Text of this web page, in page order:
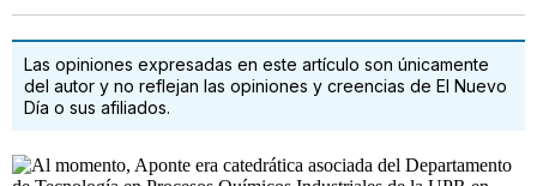
Las opiniones expresadas en este artículo son únicamente
del autor y no reflejan las opiniones y creencias de El Nuevo
Día o sus afiliados.